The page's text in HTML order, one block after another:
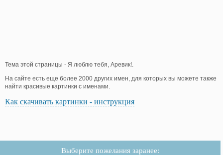
Тема этой страницы - Я люблю тебя, Аревик!.
На сайте есть еще более 2000 других имен, для которых вы можете также
найти красивые картинки с именами.
Как скачивать картинки - инструкция
Выберите пожелания заранее: